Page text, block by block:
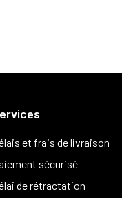
et frais de livraison
sécurisé
de rétractation